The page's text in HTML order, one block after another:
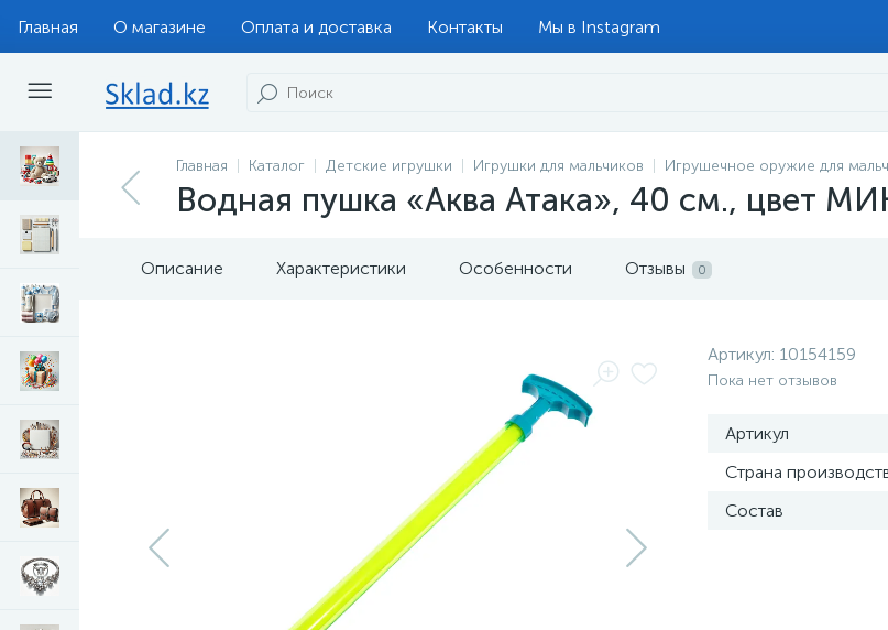
Главная О магазине Оплата и доставка Контакты Мы в Instagram
Главная Каталог Детские игрушки Игрушки для мальчиков Игрушечное оружие для
Водная пушка «Аква Атака», 40 см., цвет
Описание Характеристики Особенности Отзывы 0
Артикул: 10154159
Пока нет отзывов
Артикул
Страна
Состав